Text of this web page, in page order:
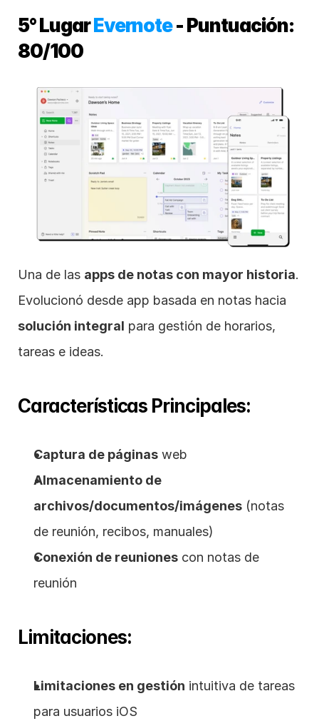
5° Lugar Evernote - Puntuación:
80/100
Una de las apps de notas con mayor historia.
solución integral para gestión de horarios,
tareas e ideas.
Características Principales:
Captura de páginas web
Almacenamiento de
archivos/documentos/imágenes (notas
de reunión, recibos, manuales)
Conexión de reuniones con notas de
reunión
Limitaciones:
Limitaciones en gestión intuitiva de tareas
para usuarios iOS